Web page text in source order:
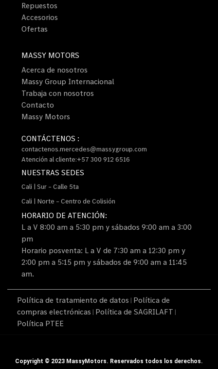
Repuestos
Accesorios
Ofertas
MASSY MOTORS
Acerca de nosotros
Massy Group Internacional
Trabaja con nosotros
Contacto
Massy Motors
CONTÁCTENOS :
contactenos.mercedes@massygroup.com
Atención al cliente:+57 300 912 6516
NUESTRAS SEDES
Cali | Sur – Calle 5ta
Cali | Norte – Centro de Colisión
HORARIO DE ATENCIÓN:
L a V 8:00 am a 5:30 pm y sábados 9:00 am a 3:00
pm
Horario posventa: L a V de 7:30 am a 12:30 pm y
2:00 pm a 5:15 pm y sábados de 9:00 am a 11:45
am.
Política de tratamiento de datos | Política de
compras electrónicas | Política de SAGRILAFT |
Política PTEE
Copyright © 2023 MassyMotors. Reservados todos los derechos.